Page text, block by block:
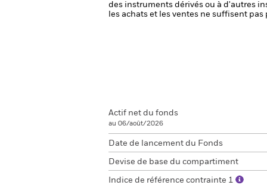
des instruments dérivés ou à d'autres
les achats et les ventes ne suffisent
Actif net du fonds
au 06/août/2026
Date de lancement du Fonds
Devise de base du compartiment
Indice de référence contrainte 1